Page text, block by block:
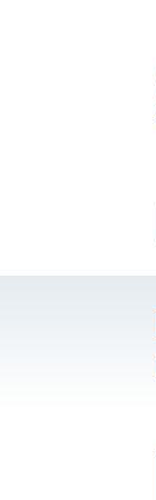
本